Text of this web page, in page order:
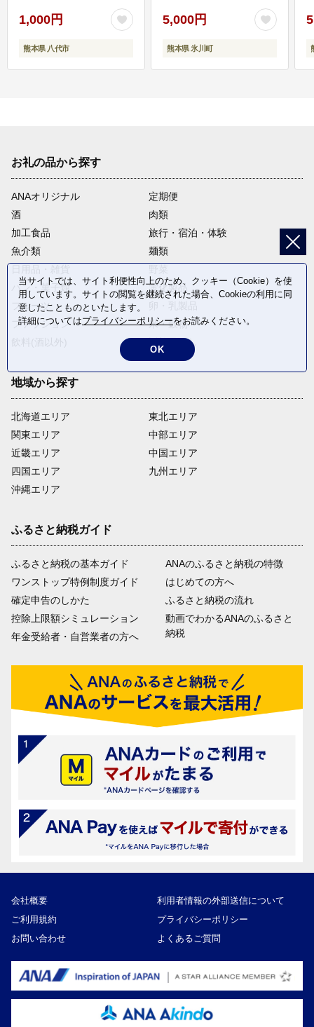
1,000円
熊本県 八代市
5,000円
熊本県 氷川町
お礼の品から探す
ANAオリジナル
定期便
酒
肉類
加工食品
旅行・宿泊・体験
魚介類
麺類
パン・菓子類
電化製品
フルーツ
ファッション
米・穀物
返礼品なし
地域から探す
北海道エリア
関東エリア
近畿エリア
四国エリア
沖縄エリア
東北エリア
中部エリア
中国エリア
九州エリア
ふるさと納税ガイド
ふるさと納税の基本ガイド
ワンストップ特例制度ガイド
確定申告のしかた
控除上限額シミュレーション
年金受給者・自営業者の方へ
ANAのふるさと納税の特徴
はじめての方へ
ふるさと納税の流れ
動画でわかるANAのふるさと
納税
会社概要
利用者情報の外部送信について
ご利用規約
プライバシーポリシー
お問い合わせ
よくあるご質問
当サイトでは、サイト利便性向上のため、クッキー（Cookie）を使
用しています。サイトの閲覧を継続された場合、Cookieの利用に同
意したことものといたします。
詳細についてはプライバシーポリシーをお読みください。
OK